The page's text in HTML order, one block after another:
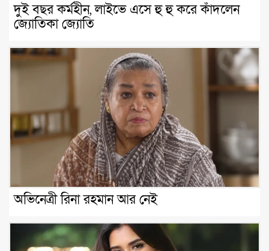
দুই বছর কর্মহীন, লাইভে এসে হু হু করে কাঁদলেন
জ্যোতিকা জ্যোতি
অভিনেত্রী রিনা রহমান আর নেই